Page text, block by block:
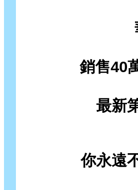
銷售40
最新
你永遠